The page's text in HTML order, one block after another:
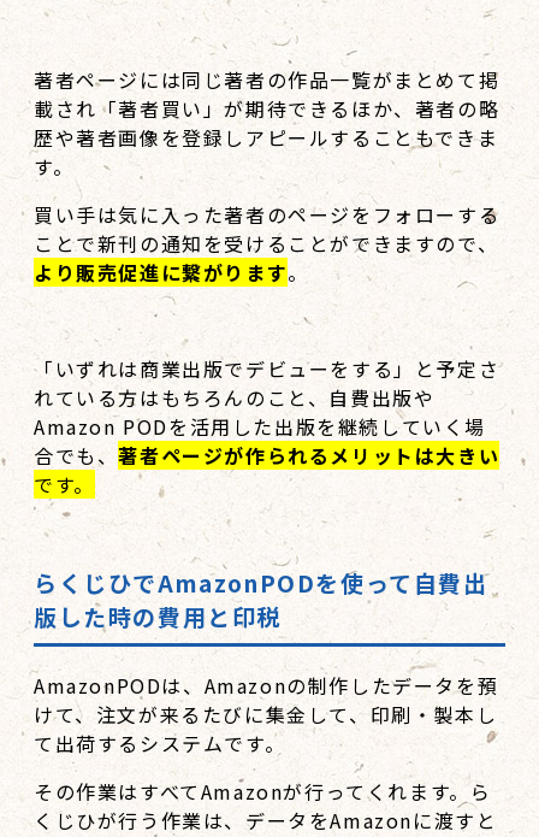
著者ページには同じ著者の作品一覧がまとめて掲
載され「著者買い」が期待できるほか、著者の略
歴や著者画像を登録しアピールすることもできま
す。
買い手は気に入った著者のページをフォローする
ことで新刊の通知を受けることができますので、
より販売促進に繋がります。
「いずれは商業出版でデビューをする」と予定さ
れている方はもちろんのこと、自費出版や
Amazon PODを活用した出版を継続していく場
合でも、著者ページが作られるメリットは大きい
です。
らくじひでAmazonPODを使って自費出
版した時の費用と印税
AmazonPODは、Amazonの制作したデータを預
けて、注文が来るたびに集金して、印刷・製本し
て出荷するシステムです。
その作業はすべてAmazonが行ってくれます。ら
くじひが行う作業は、データをAmazonに渡すと